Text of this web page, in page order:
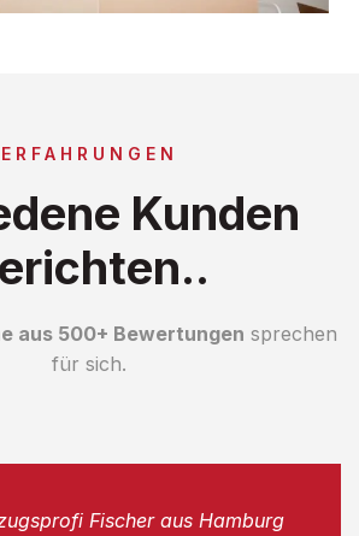
ERFAHRUNGEN
Kunden
aus 500+ Bewertungen sprechen
für sich.
Fischer aus Hamburg